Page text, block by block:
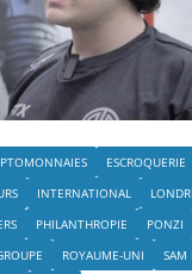
ESCROQUERIE
INTERNATIONAL
PHILANTHROPIE PONZI
ROYAUME-UNI
SAM